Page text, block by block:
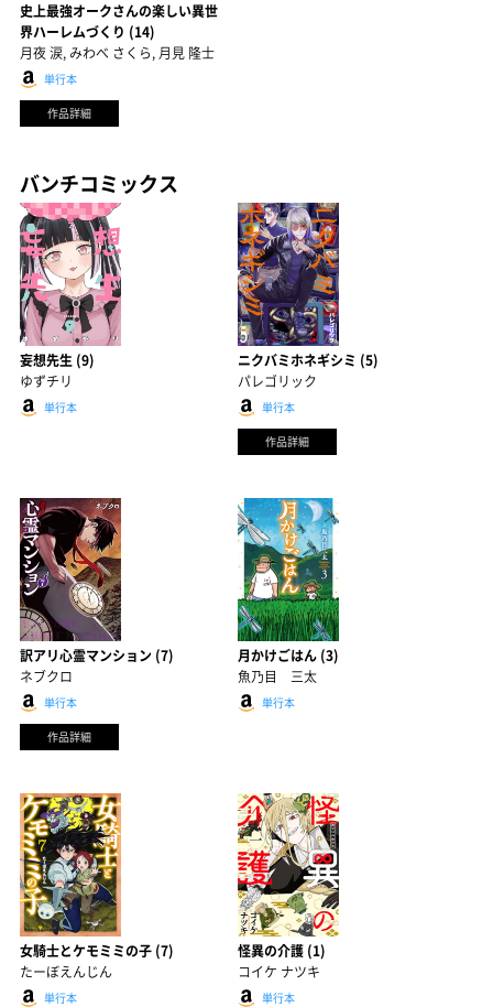
史上最強オークさんの楽しい異世
界ハーレムづくり (14)
月夜 涙, みわべ さくら, 月見 隆士
単行本
作品詳細
バンチコミックス
妄想先生 (9)
ゆずチリ
単行本
ニクバミホネギシミ (5)
パレゴリック
単行本
作品詳細
訳アリ心霊マンション (7)
ネブクロ
単行本
作品詳細
月かけごはん (3)
魚乃目 三太
単行本
女騎士とケモミミの子 (7)
たーぼえんじん
単行本
怪異の介護 (1)
コイケ ナツキ
単行本